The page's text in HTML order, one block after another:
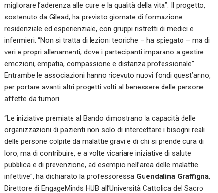
migliorare l’aderenza alle cure e la qualità della vita”. Il progetto,
sostenuto da Gilead, ha previsto giornate di formazione
residenziale ed esperienziale, con gruppi ristretti di medici e
infermieri. “Non si tratta di lezioni teoriche – ha spiegato – ma di
veri e propri allenamenti, dove i partecipanti imparano a gestire
emozioni, empatia, compassione e distanza professionale”.
Entrambe le associazioni hanno ricevuto nuovi fondi quest’anno,
per portare avanti altri progetti volti al benessere delle persone
affette da tumori.
“Le iniziative premiate al Bando dimostrano la capacità delle
organizzazioni di pazienti non solo di intercettare i bisogni reali
delle persone colpite da malattie gravi e di chi si prende cura di
loro, ma di contribuire, e a volte vicariare iniziative di salute
pubblica e di prevenzione, ad esempio nell’area delle malattie
infettive”, ha dichiarato la professoressa Guendalina Graffigna,
Direttore di EngageMinds HUB all’Università Cattolica del Sacro